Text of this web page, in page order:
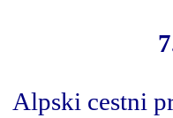
Alpski cestni